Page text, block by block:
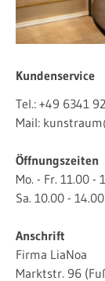
Kundenservice
Tel.: +49 6341
Mail:
Öffnungszeiten
Mo. - Fr. 11.00 -
Sa. 10.00 -
Anschrift
Firma LiaNoa
Marktstr. 96